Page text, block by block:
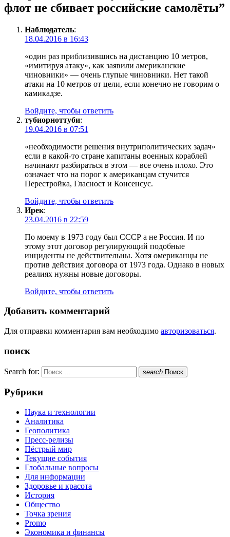
флот не сбивает российские самолёты”
Наблюдатель:
18.04.2016 в 16:43
«один раз приблизившись на дистанцию 10 метров,
«имитируя атаку», как заявили американские
чиновники» — очень глупые чиновники. Нет такой
атаки на 10 метров от цели, если конечно не говорим о
камикадзе.
Войдите, чтобы ответить
тубиорноттуби:
19.04.2016 в 07:51
«необходимости решения внутриполитических задач»
если в какой-то стране капитаны военных кораблей
начинают разбираться в этом — все очень плохо. Это
означает что на порог к американцам стучится
Перестройка, Гласност и Консенсус.
Войдите, чтобы ответить
Ирек:
23.04.2016 в 22:59
По моему в 1973 году был СССР а не Россия. И по
этому этот договор регулирующий подобные
инциденты не действительны. Хотя омериканцы не
против действия договора от 1973 года. Однако в новых
реалиях нужны новые договоры.
Войдите, чтобы ответить
Добавить комментарий
Для отправки комментария вам необходимо авторизоваться.
поиск
Search for: search Поиск
Рубрики
Наука и технологии
Аналитика
Геополитика
Пресс-релизы
Пёстрый мир
Текущие события
Глобальные вопросы
Для информации
Здоровье и красота
История
Общество
Точка зрения
Promo
Экономика и финансы